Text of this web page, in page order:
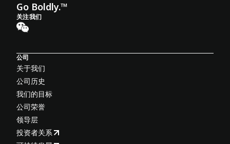
Go Boldly.™
关注我们
公司
关于我们
公司历史
我们的目标
公司荣誉
领导层
投资者关系